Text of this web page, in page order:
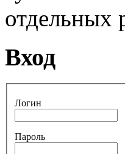
отдельных
Вход
Логин
Пароль